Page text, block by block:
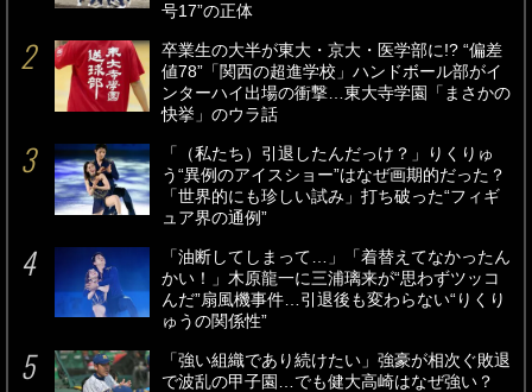
号17”の正体
卒業生の大半が東大・京大・医学部に!? “偏差
値78”「関西の超進学校」ハンドボール部がイ
ンターハイ出場の衝撃…東大寺学園「まさかの
快挙」のウラ話
「（私たち）引退したんだっけ？」りくりゅ
う“異例のアイスショー”はなぜ画期的だった？
「世界的にも珍しい試み」打ち破った“フィギ
ュア界の通例”
「油断してしまって…」「着替えてなかったん
かい！」木原龍一に三浦璃来が“思わずツッコ
んだ”扇風機事件…引退後も変わらない“りくり
ゅうの関係性”
「強い組織であり続けたい」強豪が相次ぐ敗退
で波乱の甲子園…でも健大高崎はなぜ強い？